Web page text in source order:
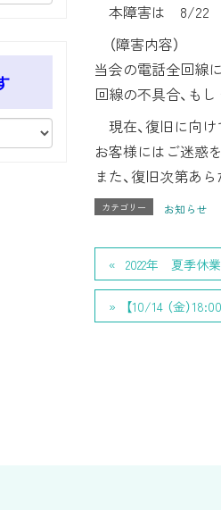
本障害は 8/22
（障害内容）
当会の電話全回線
回線の不具合、も
現在、復旧に向
お客様にはご迷惑
また、復旧次第あ
カテゴリー お知らせ
2022年 夏季休
【10/14 （金）